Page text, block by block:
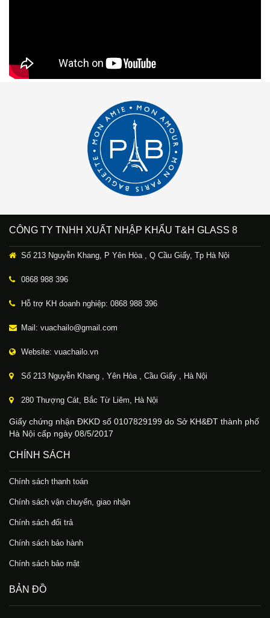
CÔNG TY TNHH XUẤT NHẬP KHẨU T&H GLASS 8
Số 213 Nguyễn Khang, P Yên Hòa , Q Cầu Giấy, Tp Hà Nội
0868 988 396
Hỗ trợ KH doanh nghiệp: 0868 988 396
Mail: vuachailo@gmail.com
Website: vuachailo.vn
Số 213 Nguyễn Khang , Yên Hòa , Cầu Giấy , Hà Nội
280 Thượng Cát, Bắc Từ Liêm, Hà Nội
Giấy chứng nhận ĐKKD số 0107829199 do Sở KH&ĐT thành phố
Hà Nội cấp ngày 08/5/2017
CHÍNH SÁCH
Chính sách thanh toán
Chính sách vận chuyển, giao nhận
Chính sách đổi trả
Chính sách bảo hành
Chính sách bảo mật
BẢN ĐỒ